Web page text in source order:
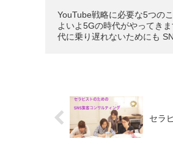
YouTube戦略に必要な5つの
よいよ5Gの時代がやってき
代に乗り遅れないためにも
セラ